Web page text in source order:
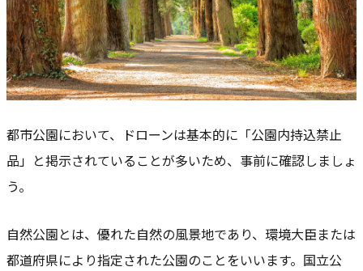
都市公園において、ドローンは基本的に 「公園内持込禁止
品」 と掲示されていることが多いため、事前に確認しましょ
う。
自然公園とは、優れた自然の風景地であり、環境大臣または
都道府県により指定された公園のことをいいます。国立公